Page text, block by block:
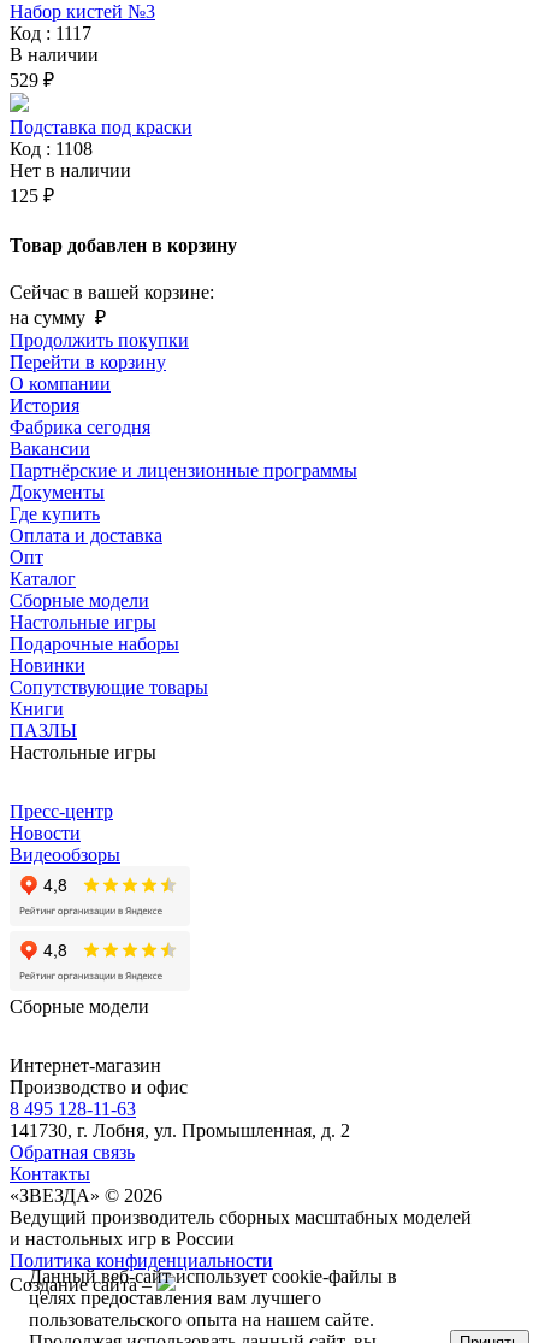
Набор кистей №3
Код : 1117
В наличии
529 ₽
Подставка под краски
Код : 1108
Нет в наличии
125 ₽
Товар добавлен в корзину
Сейчас в вашей корзине:
на сумму ₽
Продолжить покупки
Перейти в корзину
О компании
История
Фабрика сегодня
Вакансии
Партнёрские и лицензионные программы
Документы
Где купить
Оплата и доставка
Опт
Каталог
Сборные модели
Настольные игры
Подарочные наборы
Новинки
Сопутствующие товары
Книги
ПАЗЛЫ
Настольные игры
Пресс-центр
Новости
Видеообзоры
Сборные модели
Интернет-магазин
Производство и офис
8 495 128-11-63
141730, г. Лобня, ул. Промышленная, д. 2
Обратная связь
Контакты
«ЗВЕЗДА» © 2026
Ведущий производитель сборных масштабных моделей
и настольных игр в России
Политика конфиденциальности
Создание сайта –
Данный веб-сайт использует cookie-файлы в
целях предоставления вам лучшего
пользовательского опыта на нашем сайте.